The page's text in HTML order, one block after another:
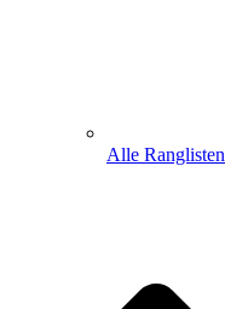
Alle Ranglisten